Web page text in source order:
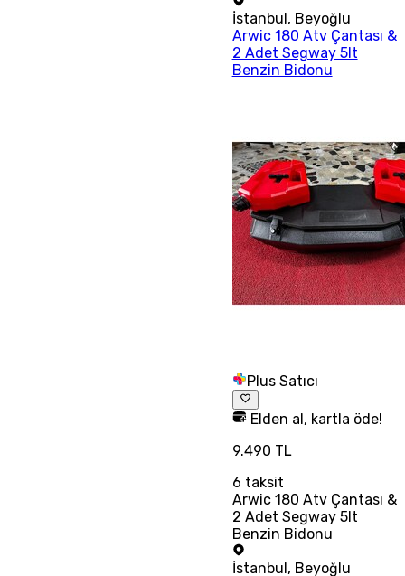
İstanbul, Beyoğlu
Arwic 180 Atv Çantası &
2 Adet Segway 5lt
Benzin Bidonu
Plus Satıcı
Elden al, kartla öde!
9.490 TL
6 taksit
Arwic 180 Atv Çantası &
2 Adet Segway 5lt
Benzin Bidonu
İstanbul, Beyoğlu